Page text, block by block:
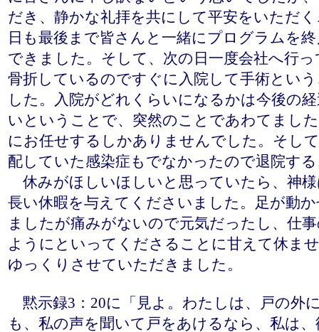
だき、静かな礼拝を共にして平安をいただ
日も最後まで皆さんと一緒にプログラムを
できました。そして、次の日一度会社へ行
骨折しているのですぐに入院して手術とい
した。入院がどれくらいになるかは今後の
いということで、突然のことであわてまし
にお任せするしかありませんでした。そし
配していた感染症もでなかったので退院す
休みがほしいほしいと思っていたら、神
長い休暇を与えてくださいました。足が動
ましたが痛みがないので元気だったし、仕
ようにといってくださることに甘えて休ま
ゆっくりさせていただきました。
黙示録3：20に「見よ。わたしは、戸の外
も、私の声を聞いて戸をあけるなら、私は